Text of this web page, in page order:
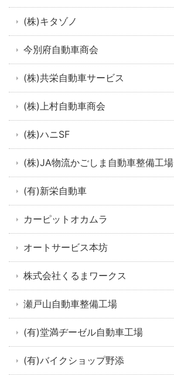
(株)キタゾノ
今別府自動車商会
(株)共栄自動車サービス
(株)上村自動車商会
(株)ハニSF
(株)JA物流かごしま自動車整備工場
(有)新栄自動車
カーピットオカムラ
オートサービス本坊
株式会社くるまワークス
瀬戸山自動車整備工場
(有)堂満ヂーゼル自動車工場
(有)バイクショップ野添